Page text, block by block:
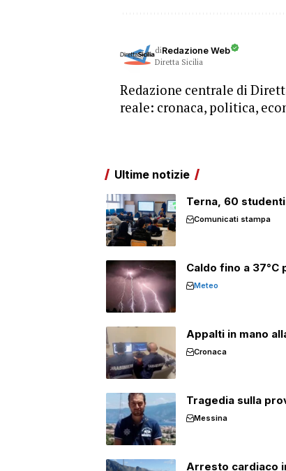
diRedazione Web
Diretta Sicilia
Redazione centrale di
reale: cronaca, politica,
Ultime notizie
Terna, 60
Comunicati stampa
Caldo fino a
Meteo
Appalti in mano
Cronaca
Tragedia sulla
Messina
Arresto cardiaco